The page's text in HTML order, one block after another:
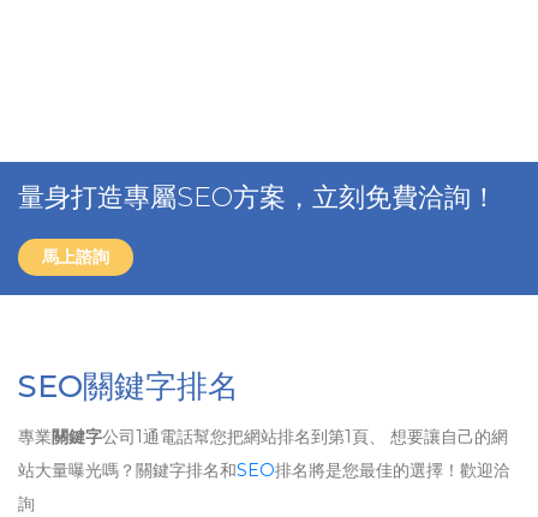
量身打造專屬SEO方案，立刻免費洽詢！
馬上諮詢
SEO關鍵字排名
專業關鍵字公司1通電話幫您把網站排名到第1頁、 想要讓自己的網
站大量曝光嗎？關鍵字排名和SEO排名將是您最佳的選擇！歡迎洽
詢